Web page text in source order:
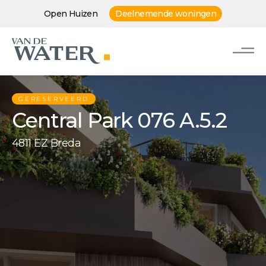
Open Huizen Deelnemende woningen
GERESERVEERD
Central Park 076 A.5.2
4811 EZ Breda